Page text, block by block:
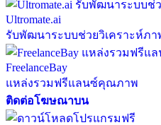
Ultromate.ai
รับพัฒนาระบบช่วยวิเคราะห์ภา
FreelanceBay
แหล่งรวมฟรีแลนซ์คุณภาพ
ติดต่อโฆษณาบน